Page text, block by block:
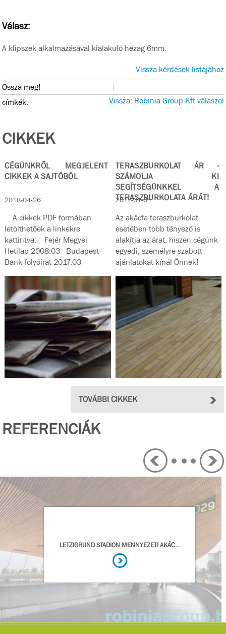
Válasz:
A klipszek alkalmazásával kialakuló hézag 6mm.
Vissza kérdések listájához
Ossza meg!
Vissza: Robinia Group Kft válaszol
címkék:
CIKKEK
CÉGÜNKRŐL MEGJELENT
CIKKEK A SAJTÓBÓL
2018-04-26
A cikkek PDF formában
letölthetőek a linkekre
kattintva: Fejér Megyei
Hetilap 2008.03 Budapest
Bank folyóirat 2017.03
Magyar...
TERASZBURKOLAT ÁR -
SZÁMOLJA KI
SEGÍTSÉGÜNKKEL A
TERASZBURKOLATA ÁRÁT!
2017-01-04
Az akácfa teraszburkolat
esetében több tényező is
alakítja az árat, hiszen cégünk
egyedi, személyre szabott
ajánlatokat kínál Önnek!
TOVÁBBI CIKKEK
REFERENCIÁK